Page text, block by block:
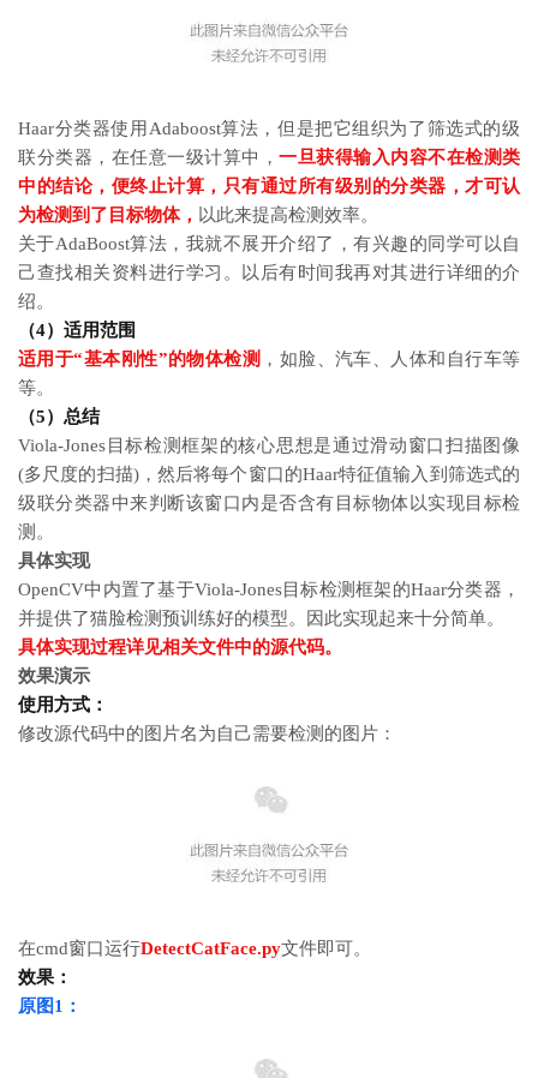
Haar分类器使用Adaboost算法，但是把它组织为了筛选式的级
联分类器，在任意一级计算中， 一旦获得输入内容不在检测类
中的结论，便终止计算，只有通过所有级别的分类器，才可认
为检测到了目标物体， 以此来提高检测效率。
关于AdaBoost算法，我就不展开介绍了，有兴趣的同学可以自
己查找相关资料进行学习。以后有时间我再对其进行详细的介
绍。
（4）适用范围
适用于“基本刚性”的物体检测 ，如脸、汽车、人体和自行车等
等。
（5）总结
Viola-Jones目标检测框架的核心思想是通过滑动窗口扫描图像
(多尺度的扫描)，然后将每个窗口的Haar特征值输入到筛选式的
级联分类器中来判断该窗口内是否含有目标物体以实现目标检
测。
具体实现
OpenCV中内置了基于Viola-Jones目标检测框架的Haar分类器，
并提供了猫脸检测预训练好的模型。因此实现起来十分简单。
具体实现过程详见相关文件中的源代码。
效果演示
使用方式：
修改源代码中的图片名为自己需要检测的图片：
在cmd窗口运行DetectCatFace.py文件即可。
效果：
原图1：